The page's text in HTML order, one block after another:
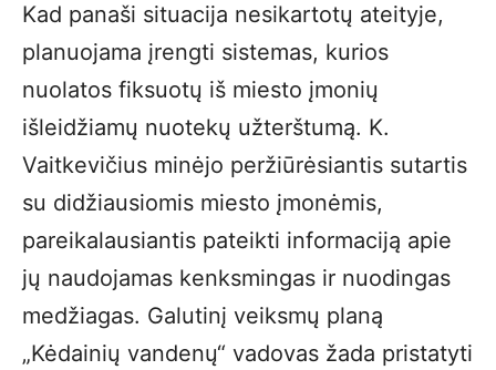
Kad panaši situacija nesikartotų ateityje,
planuojama įrengti sistemas, kurios
nuolatos fiksuotų iš miesto įmonių
išleidžiamų nuotekų užterštumą. K.
Vaitkevičius minėjo peržiūrėsiantis sutartis
su didžiausiomis miesto įmonėmis,
pareikalausiantis pateikti informaciją apie
jų naudojamas kenksmingas ir nuodingas
medžiagas. Galutinį veiksmų planą
„Kėdainių vandenų“ vadovas žada pristatyti